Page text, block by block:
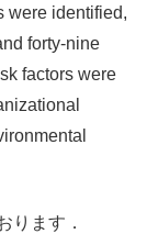
were identified,
forty-nine
factors were
ります．